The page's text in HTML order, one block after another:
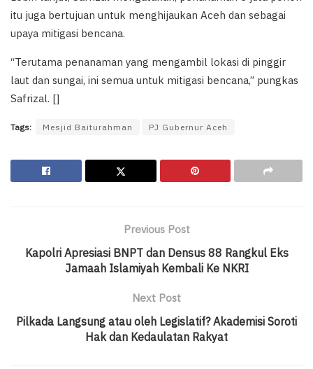
itu juga bertujuan untuk menghijaukan Aceh dan sebagai
upaya mitigasi bencana.
“Terutama penanaman yang mengambil lokasi di pinggir
laut dan sungai, ini semua untuk mitigasi bencana,” pungkas
Safrizal. []
Tags: Mesjid Baiturahman PJ Gubernur Aceh
Previous Post
Kapolri Apresiasi BNPT dan Densus 88 Rangkul Eks
Jamaah Islamiyah Kembali Ke NKRI
Next Post
Pilkada Langsung atau oleh Legislatif? Akademisi Soroti
Hak dan Kedaulatan Rakyat